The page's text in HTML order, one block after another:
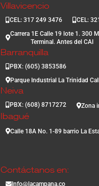
Villavicencio
CEL: 317 249 3476
CEL:
Carrera 1E Calle 19 lote 1. 300
Terminal. Antes del CAI
Barranquilla
PBX: (605) 3853586
Parque Industrial La Trinidad
Neiva
PBX: (608) 8717272 Zona
Ibagué
Calle 18A No. 1-89 barrio La
Contáctanos en:
Info@lacampana.co